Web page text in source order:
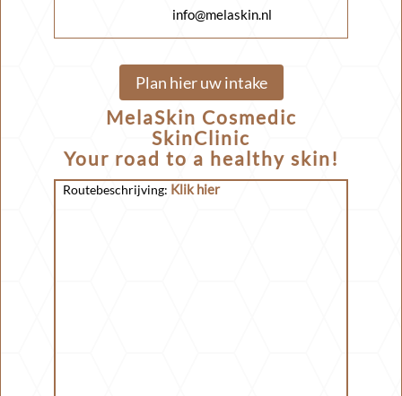
info@melaskin.nl
Plan hier uw intake
MelaSkin Cosmedic
SkinClinic
Your road to a healthy skin!
Routebeschrijving: Klik hier